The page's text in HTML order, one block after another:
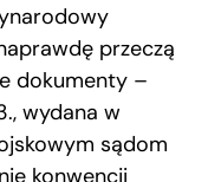
przeczą
dokumenty –
wydana w
sądom
konwencji